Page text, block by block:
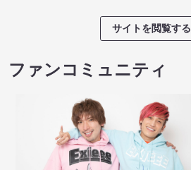
サイトを閲覧する
ファンコミュニティ